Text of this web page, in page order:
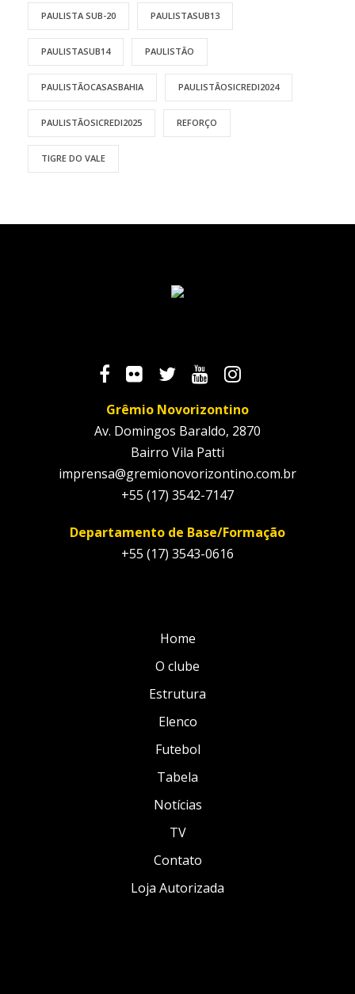
PAULISTA SUB-20 PAULISTASUB13
PAULISTASUB14 PAULISTÃO
PAULISTÃOCASASBAHIA PAULISTÃOSICREDI2024
PAULISTÃOSICREDI2025 REFORÇO
TIGRE DO VALE
Grêmio Novorizontino
Av. Domingos Baraldo, 2870
Bairro Vila Patti
imprensa@gremionovorizontino.com.br
+55 (17) 3542-7147
Departamento de Base/Formação
+55 (17) 3543-0616
Home
O clube
Estrutura
Elenco
Futebol
Tabela
Notícias
TV
Contato
Loja Autorizada